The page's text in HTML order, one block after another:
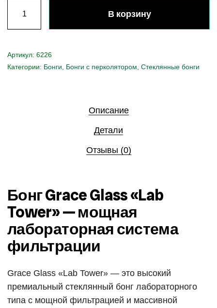
В корзину
Артикул: 6226
Категории: Бонги Бонги с перколятором Стеклянные бонги
Описание
Детали
Отзывы (0)
Бонг Grace Glass «Lab
Tower» — мощная
лабораторная система
фильтрации
Grace Glass «Lab Tower» — это высокий
премиальный стеклянный бонг лабораторного
типа с мощной фильтрацией и массивной